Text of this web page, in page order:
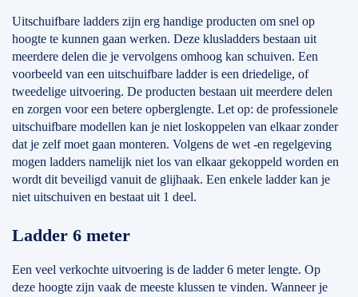
Uitschuifbare ladders zijn erg handige producten om snel op
hoogte te kunnen gaan werken. Deze klusladders bestaan uit
meerdere delen die je vervolgens omhoog kan schuiven. Een
voorbeeld van een uitschuifbare ladder is een driedelige, of
tweedelige uitvoering. De producten bestaan uit meerdere delen
en zorgen voor een betere opberglengte. Let op: de professionele
uitschuifbare modellen kan je niet loskoppelen van elkaar zonder
dat je zelf moet gaan monteren. Volgens de wet -en regelgeving
mogen ladders namelijk niet los van elkaar gekoppeld worden en
wordt dit beveiligd vanuit de glijhaak. Een enkele ladder kan je
niet uitschuiven en bestaat uit 1 deel.
Ladder 6 meter
Een veel verkochte uitvoering is de ladder 6 meter lengte. Op
deze hoogte zijn vaak de meeste klussen te vinden. Wanneer je